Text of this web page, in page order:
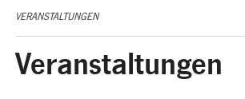
VERANSTALTUNGEN
Veranstaltungen